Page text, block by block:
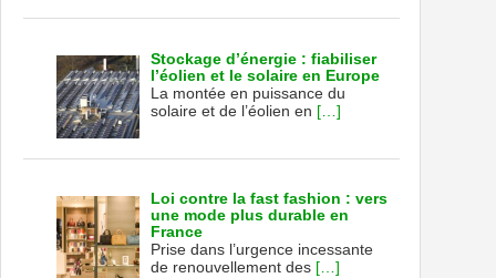
Stockage d’énergie : fiabiliser
l’éolien et le solaire en Europe
La montée en puissance du
solaire et de l’éolien en […]
Loi contre la fast fashion : vers
une mode plus durable en
France
Prise dans l’urgence incessante
de renouvellement des […]